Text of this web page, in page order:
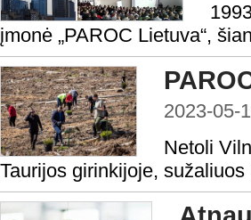
įmonė „PAROC Lietuva“,
2023-05-
Netoli
Taurijos girinkijoje,